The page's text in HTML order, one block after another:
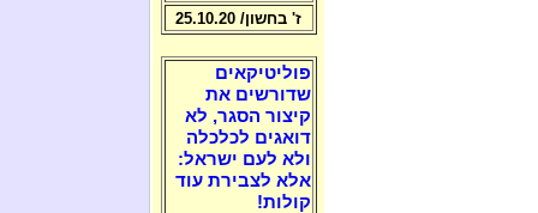
ז' בחשון/ 25.10.20
פוליטיקאים
שדורשים את
קיצור הסגר, לא
דואגים לכלכלה
ולא לעם ישראל:
אלא לצבירת עוד
קולות!